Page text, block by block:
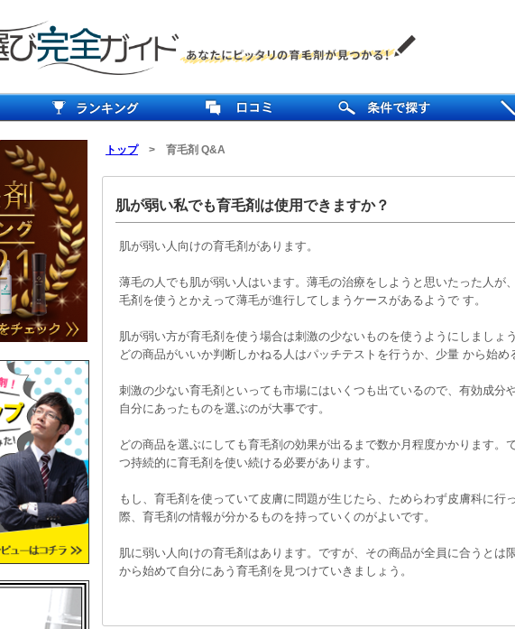
トップ > 育毛剤 Q&A
肌が弱い私でも育毛剤は使用できますか？
肌が弱い人向けの育毛剤があります。
薄毛の人でも肌が弱い人はいます。薄毛の治療をしようと思いたった人が
毛剤を使うとかえって薄毛が進行してしまうケースがあるようで す。
肌が弱い方が育毛剤を使う場合は刺激の少ないものを使うようにしましょ
どの商品がいいか判断しかねる人はパッチテストを行うか、少量 から始め
刺激の少ない育毛剤といっても市場にはいくつも出ているので、有効成分
自分にあったものを選ぶのが大事です。
どの商品を選ぶにしても育毛剤の効果が出るまで数か月程度かかります。
つ持続的に育毛剤を使い続ける必要があります。
もし、育毛剤を使っていて皮膚に問題が生じたら、ためらわず皮膚科に行
際、育毛剤の情報が分かるものを持っていくのがよいです。
肌に弱い人向けの育毛剤はあります。ですが、その商品が全員に合うとは
から始めて自分にあう育毛剤を見つけていきましょう。